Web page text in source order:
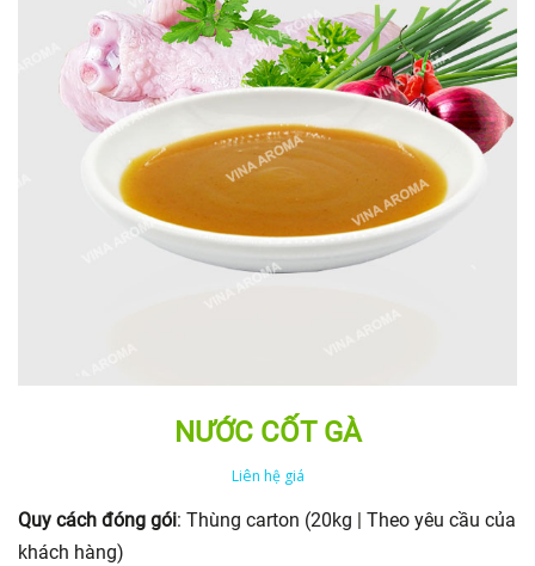
NƯỚC CỐT GÀ
Liên hệ giá
Quy cách đóng gói: Thùng carton (20kg | Theo yêu cầu của
khách hàng)